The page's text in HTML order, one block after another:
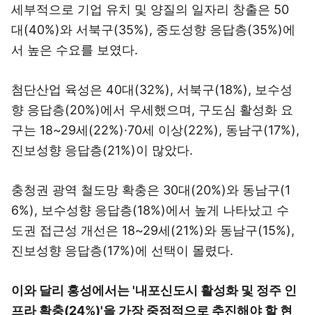
세부적으로 기업 유치 및 양질의 일자리 창출은 50
대(40%)와 서북구(35%), 중도성향 응답층(35%)에
서 높은 수요를 보였다.
첨단산업 육성은 40대(32%), 서북구(18%), 보수성
향 응답층(20%)에서 우세했으며, 구도심 활성화 요
구는 18~29세(22%)·70세 이상(22%), 동남구(17%),
진보성향 응답층(21%)이 많았다.
충청권 광역 철도망 확충은 30대(20%)와 동남구(1
6%), 보수성향 응답층(18%)에서 높게 나타났고 수
도권 접근성 개선은 18~29세(21%)와 동남구(15%),
진보성향 응답층(17%)에 선택이 몰렸다.
이와 달리 홍성에서는 '내포신도시 활성화 및 정주 인
프라 확충(24%)'을 가장 중점적으로 추진해야 할 현